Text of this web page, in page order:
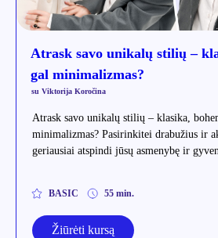
Atrask savo unikalų stilių –
gal minimalizmas?
su Viktorija Koročina
Atrask savo unikalų stilių – klasika,
minimalizmas? Pasirinkitei drabužius ir
geriausiai atspindi jūsų asmenybę ir
BASIC 55 min.
Žiūrėti kursą